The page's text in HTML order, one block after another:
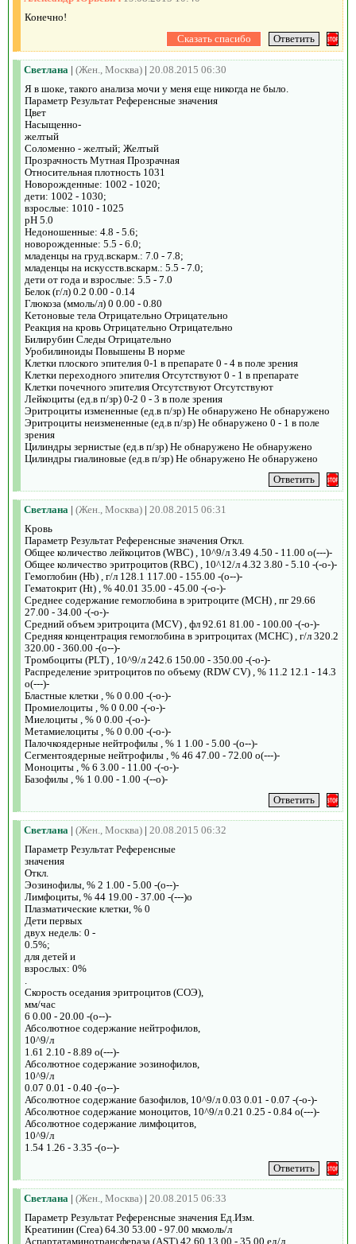
Конечно!
Светлана | (Жен., Москва) | 20.08.2015 06:30
Я в шоке, такого анализа мочи у меня еще никогда не было.
Параметр Результат Референсные значения
Цвет
Насыщенно-
желтый
Соломенно - желтый; Желтый
Прозрачность Мутная Прозрачная
Относительная плотность 1031
Новорожденные: 1002 - 1020;
дети: 1002 - 1030;
взрослые: 1010 - 1025
pH 5.0
Недоношенные: 4.8 - 5.6;
новорожденные: 5.5 - 6.0;
младенцы на груд.вскарм.: 7.0 - 7.8;
младенцы на искусств.вскарм.: 5.5 - 7.0;
дети от года и взрослые: 5.5 - 7.0
Белок (г/л) 0.2 0.00 - 0.14
Глюкоза (ммоль/л) 0 0.00 - 0.80
Кетоновые тела Отрицательно Отрицательно
Реакция на кровь Отрицательно Отрицательно
Билирубин Следы Отрицательно
Уробилиноиды Повышены В норме
Клетки плоского эпителия 0-1 в препарате 0 - 4 в поле зрения
Клетки переходного эпителия Отсутствуют 0 - 1 в препарате
Клетки почечного эпителия Отсутствуют Отсутствуют
Лейкоциты (ед.в п/зр) 0-2 0 - 3 в поле зрения
Эритроциты измененные (ед.в п/зр) Не обнаружено Не обнаружено
Эритроциты неизмененные (ед.в п/зр) Не обнаружено 0 - 1 в поле
зрения
Цилиндры зернистые (ед.в п/зр) Не обнаружено Не обнаружено
Цилиндры гиалиновые (ед.в п/зр) Не обнаружено Не обнаружено
Светлана | (Жен., Москва) | 20.08.2015 06:31
Кровь
Параметр Результат Референсные значения Откл.
Общее количество лейкоцитов (WBC) , 10^9/л 3.49 4.50 - 11.00 o(---)-
Общее количество эритроцитов (RBC) , 10^12/л 4.32 3.80 - 5.10 -(-o-)-
Гемоглобин (Hb) , г/л 128.1 117.00 - 155.00 -(o--)-
Гематокрит (Ht) , % 40.01 35.00 - 45.00 -(-o-)-
Среднее содержание гемоглобина в эритроците (MCH) , пг 29.66
27.00 - 34.00 -(-o-)-
Средний объем эритроцита (MCV) , фл 92.61 81.00 - 100.00 -(-o-)-
Средняя концентрация гемоглобина в эритроцитах (MCHC) , г/л 320.2
320.00 - 360.00 -(o--)-
Тромбоциты (PLT) , 10^9/л 242.6 150.00 - 350.00 -(-o-)-
Распределение эритроцитов по объему (RDW CV) , % 11.2 12.1 - 14.3
o(---)-
Бластные клетки , % 0 0.00 -(-o-)-
Промиелоциты , % 0 0.00 -(-o-)-
Миелоциты , % 0 0.00 -(-o-)-
Метамиелоциты , % 0 0.00 -(-o-)-
Палочкоядерные нейтрофилы , % 1 1.00 - 5.00 -(o--)-
Сегментоядерные нейтрофилы , % 46 47.00 - 72.00 o(---)-
Моноциты , % 6 3.00 - 11.00 -(-o-)-
Базофилы , % 1 0.00 - 1.00 -(--o)-
Светлана | (Жен., Москва) | 20.08.2015 06:32
Параметр Результат Референсные
значения
Откл.
Эозинофилы, % 2 1.00 - 5.00 -(o--)-
Лимфоциты, % 44 19.00 - 37.00 -(---)o
Плазматические клетки, % 0
Дети первых
двух недель: 0 -
0.5%;
для детей и
взрослых: 0%
Скорость оседания эритроцитов (СОЭ),
мм/час
6 0.00 - 20.00 -(o--)-
Абсолютное содержание нейтрофилов,
10^9/л
1.61 2.10 - 8.89 o(---)-
Абсолютное содержание эозинофилов,
10^9/л
0.07 0.01 - 0.40 -(o--)-
Абсолютное содержание базофилов, 10^9/л 0.03 0.01 - 0.07 -(-o-)-
Абсолютное содержание моноцитов, 10^9/л 0.21 0.25 - 0.84 o(---)-
Абсолютное содержание лимфоцитов,
10^9/л
1.54 1.26 - 3.35 -(o--)-
Светлана | (Жен., Москва) | 20.08.2015 06:33
Параметр Результат Референсные значения Ед.Изм.
Креатинин (Crea) 64.30 53.00 - 97.00 мкмоль/л
Аспартатаминотрансфераза (AST) 42.60 13.00 - 35.00 ед/л